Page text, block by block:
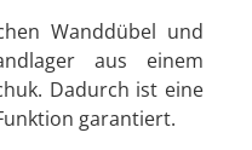
Wanddübel und
aus einem
Dadurch ist eine
garantiert.